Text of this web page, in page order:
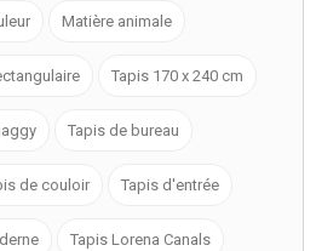
Matière animale
Tapis 170 x 240 cm
Tapis de bureau
de couloir Tapis d'entrée
Tapis Lorena Canals